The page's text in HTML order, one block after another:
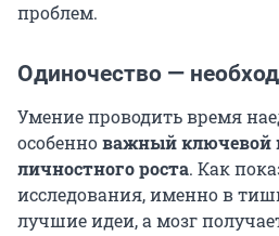
проблем.
Одиночество —
Умение проводить время
особенноважный ключевой
личностного роста. Как
исследования, именно в
лучшие идеи, а мозг